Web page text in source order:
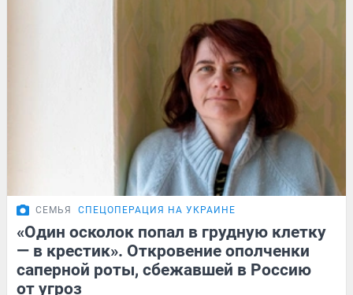
СЕМЬЯ СПЕЦОПЕРАЦИЯ НА УКРАИНЕ
«Один осколок попал в грудную клетку
— в крестик». Откровение ополченки
саперной роты, сбежавшей в Россию
от угроз